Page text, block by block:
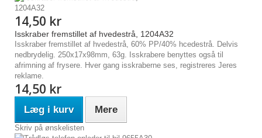
14,50 kr
Isskraber fremstillet af hvedestrå, 1204A32
Isskraber fremstillet af hvedestrå, 60% PP/40% hcedestrå. Delvis
nedbrydelig. 250x17x98mm, 63g. Isskrabere benyttes også til
afrimning af frysere. Hver gang isskraberne ses, registreres Jeres
reklame.
14,50 kr
Læg i kurv Mere
Skriv på ønskelisten